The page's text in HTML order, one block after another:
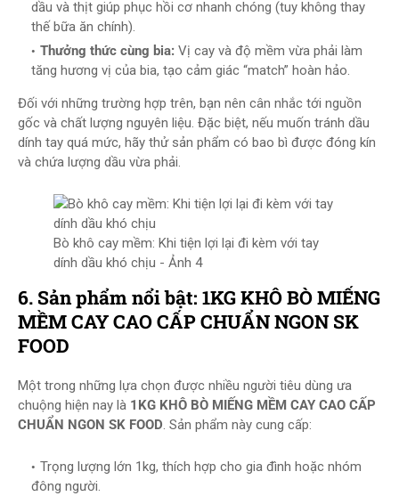
dầu và thịt giúp phục hồi cơ nhanh chóng (tuy không thay
thế bữa ăn chính).
Thưởng thức cùng bia: Vị cay và độ mềm vừa phải làm
tăng hương vị của bia, tạo cảm giác “match” hoàn hảo.
Đối với những trường hợp trên, bạn nên cân nhắc tới nguồn
gốc và chất lượng nguyên liệu. Đặc biệt, nếu muốn tránh dầu
dính tay quá mức, hãy thử sản phẩm có bao bì được đóng kín
và chứa lượng dầu vừa phải.
Bò khô cay mềm: Khi tiện lợi lại đi kèm với tay
dính dầu khó chịu - Ảnh 4
6. Sản phẩm nổi bật: 1KG KHÔ BÒ MIẾNG
MỀM CAY CAO CẤP CHUẨN NGON SK
FOOD
Một trong những lựa chọn được nhiều người tiêu dùng ưa
chuộng hiện nay là 1KG KHÔ BÒ MIẾNG MỀM CAY CAO CẤP
CHUẨN NGON SK FOOD. Sản phẩm này cung cấp:
Trọng lượng lớn 1kg, thích hợp cho gia đình hoặc nhóm
đông người.